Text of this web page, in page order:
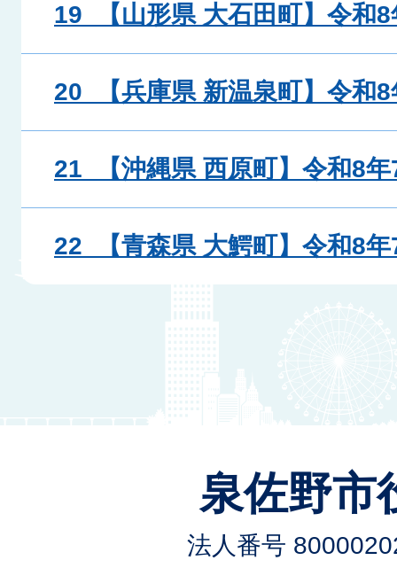
19_【山形県 大石田町】令和
20_【兵庫県 新温泉町】令和
21_【沖縄県 西原町】令和8
22_【青森県 大鰐町】令和8
泉佐野市
法人番号